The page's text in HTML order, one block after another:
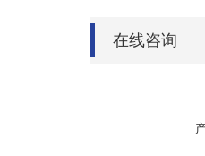
在线咨询